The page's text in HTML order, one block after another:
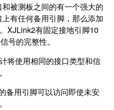
被测板之间的有一个强大的
有任何备用引脚，那么添加
XJLink2有固定接地引脚10
号的完整性。
将使用相同的接口类型和信
备用引脚可以访问即使未安